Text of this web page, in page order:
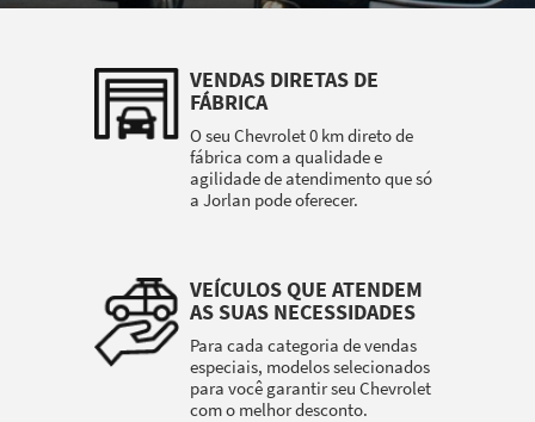
VENDAS DIRETAS DE
FÁBRICA
O seu Chevrolet 0 km direto de
fábrica com a qualidade e
agilidade de atendimento que só
a Jorlan pode oferecer.
VEÍCULOS QUE ATENDEM
AS SUAS NECESSIDADES
Para cada categoria de vendas
especiais, modelos selecionados
para você garantir seu Chevrolet
com o melhor desconto.